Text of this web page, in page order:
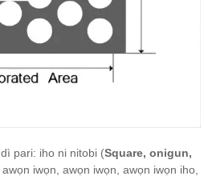
pari: iho ni nitobi (Square, onigun,
awọn iwọn, awọn iwọn, awọn iwọn iho,